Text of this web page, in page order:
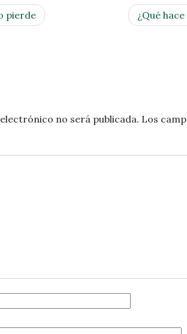
pierde ¿Qué
no será publicada. Los